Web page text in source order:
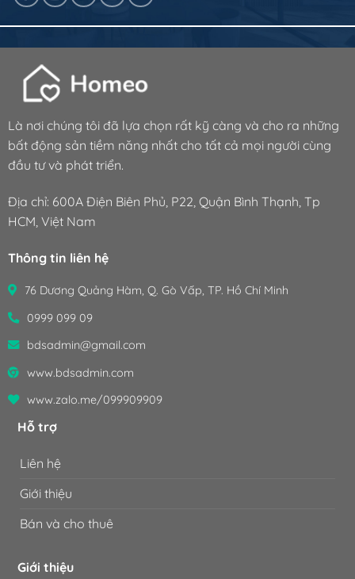
Là nơi chúng tôi đã lựa chọn rất kỹ càng và cho ra những
bất động sản tiềm năng nhất cho tất cả mọi người cùng
đầu tư và phát triển.
Địa chỉ: 600A Điện Biên Phủ, P22, Quận Bình Thạnh, Tp
HCM, Việt Nam
Thông tin liên hệ
76 Dương Quảng Hàm, Q. Gò Vấp, TP. Hồ Chí Minh
0999 099 09
bdsadmin@gmail.com
www.bdsadmin.com
www.zalo.me/099909909
Hỗ trợ
Liên hệ
Giới thiệu
Bán và cho thuê
Giới thiệu